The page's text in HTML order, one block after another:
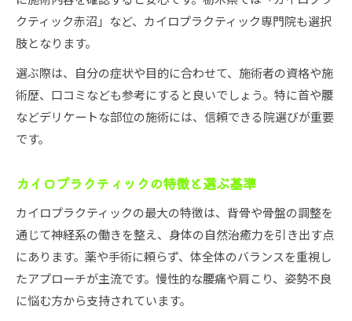
カイロプラクティック施術時の恥ずかしさ対策
料金や保険適用などカイロの費用感まとめ
カイロプラクティックの料金相場と目安
カイロプラクティックは保険適用される？
費用面からみるカイロプラクティックの選び方
カイロプラクティック初診料や追加費用の注意
点
カイロプラクティックの禁忌と注意点とは
カイロプラクティックに適さない症状を解説
カイロプラクティック施術前に確認すべき禁忌
カイロプラクティックのリスクと注意事項
クティック赤沼」など、カイロプラクティック専門院も選択
肢となります。
選ぶ際は、自分の症状や目的に合わせて、施術者の資格や施
術歴、口コミなども参考にすると良いでしょう。特に首や腰
などデリケートな部位の施術には、信頼できる院選びが重要
です。
カイロプラクティックの特徴と選ぶ基準
カイロプラクティックの最大の特徴は、背骨や骨盤の調整を
通じて神経系の働きを整え、身体の自然治癒力を引き出す点
にあります。薬や手術に頼らず、体全体のバランスを重視し
たアプローチが主流です。慢性的な腰痛や肩こり、姿勢不良
に悩む方から支持されています。